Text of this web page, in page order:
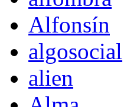
Alfonsín
algosocial
alien